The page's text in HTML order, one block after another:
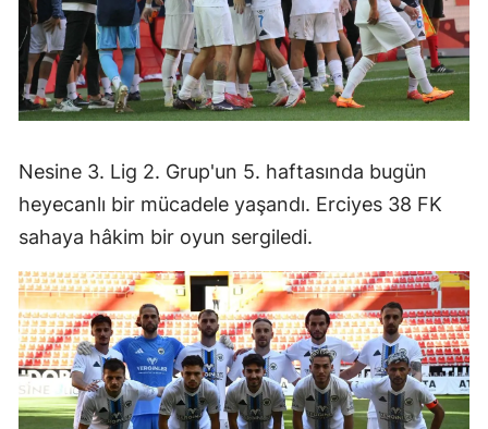
Nesine 3. Lig 2. Grup'un 5. haftasında bugün
heyecanlı bir mücadele yaşandı. Erciyes 38 FK
sahaya hâkim bir oyun sergiledi.